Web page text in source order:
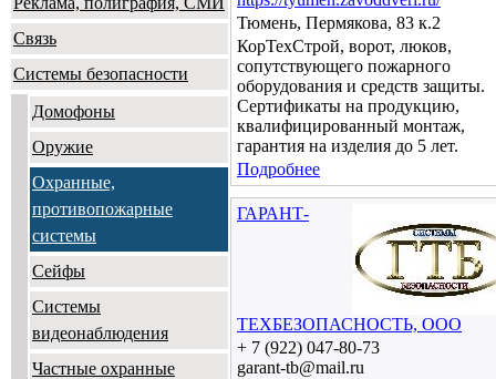
Связь
Системы безопасности
Домофоны
Оружие
Охранные,
противопожарные
системы
Сейфы
Системы
видеонаблюдения
Частные охранные
Тюмень, Пермякова, 83 к.2
КорТехСтрой, ворот, люков,
сопутствующего пожарного
оборудования и средств защиты.
Сертификаты на продукцию,
квалифицированный монтаж,
гарантия на изделия до 5 лет.
Подробнее
ГАРАНТ-
ТЕХБЕЗОПАСНОСТЬ, ООО
+ 7 (922) 047-80-73
garant-tb@mail.ru